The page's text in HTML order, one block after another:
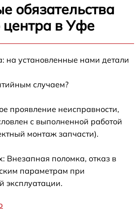
обязательства
центра в Уфе
на установленные нами детали
случаем?
проявление неисправности,
с выполненной работой
монтаж запчасти).
Внезапная поломка, отказ в
параметрам при
эксплуатации.